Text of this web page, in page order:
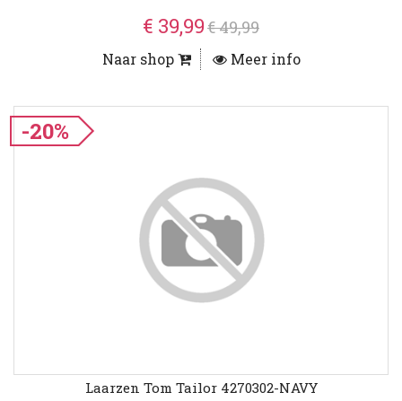
€ 39,99€ 49,99
Naar shop Meer info
-20%
Laarzen Tom Tailor 4270302-NAVY